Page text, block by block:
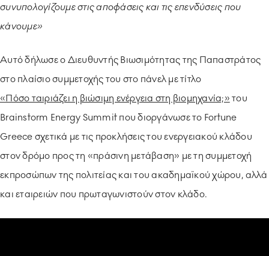
συνυπολογίζουμε στις αποφάσεις και τις επενδύσεις που
κάνουμε»
Αυτό δήλωσε ο Διευθυντής Βιωσιμότητας της Παπαστράτος
στο πλαίσιο συμμετοχής του στο πάνελ με τίτλο
«Πόσο ταιριάζει η βιώσιμη ενέργεια στη βιομηχανία;» του
Brainstorm Energy Summit που διοργάνωσε το Fortune
Greece σχετικά με τις προκλήσεις του ενεργειακού κλάδου
στον δρόμο προς τη «πράσινη μετάβαση» με τη συμμετοχή
εκπροσώπων της πολιτείας και του ακαδημαϊκού χώρου, αλλά
και εταιρειών που πρωταγωνιστούν στον κλάδο.